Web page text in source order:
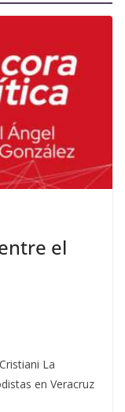
el
La
en Veracruz